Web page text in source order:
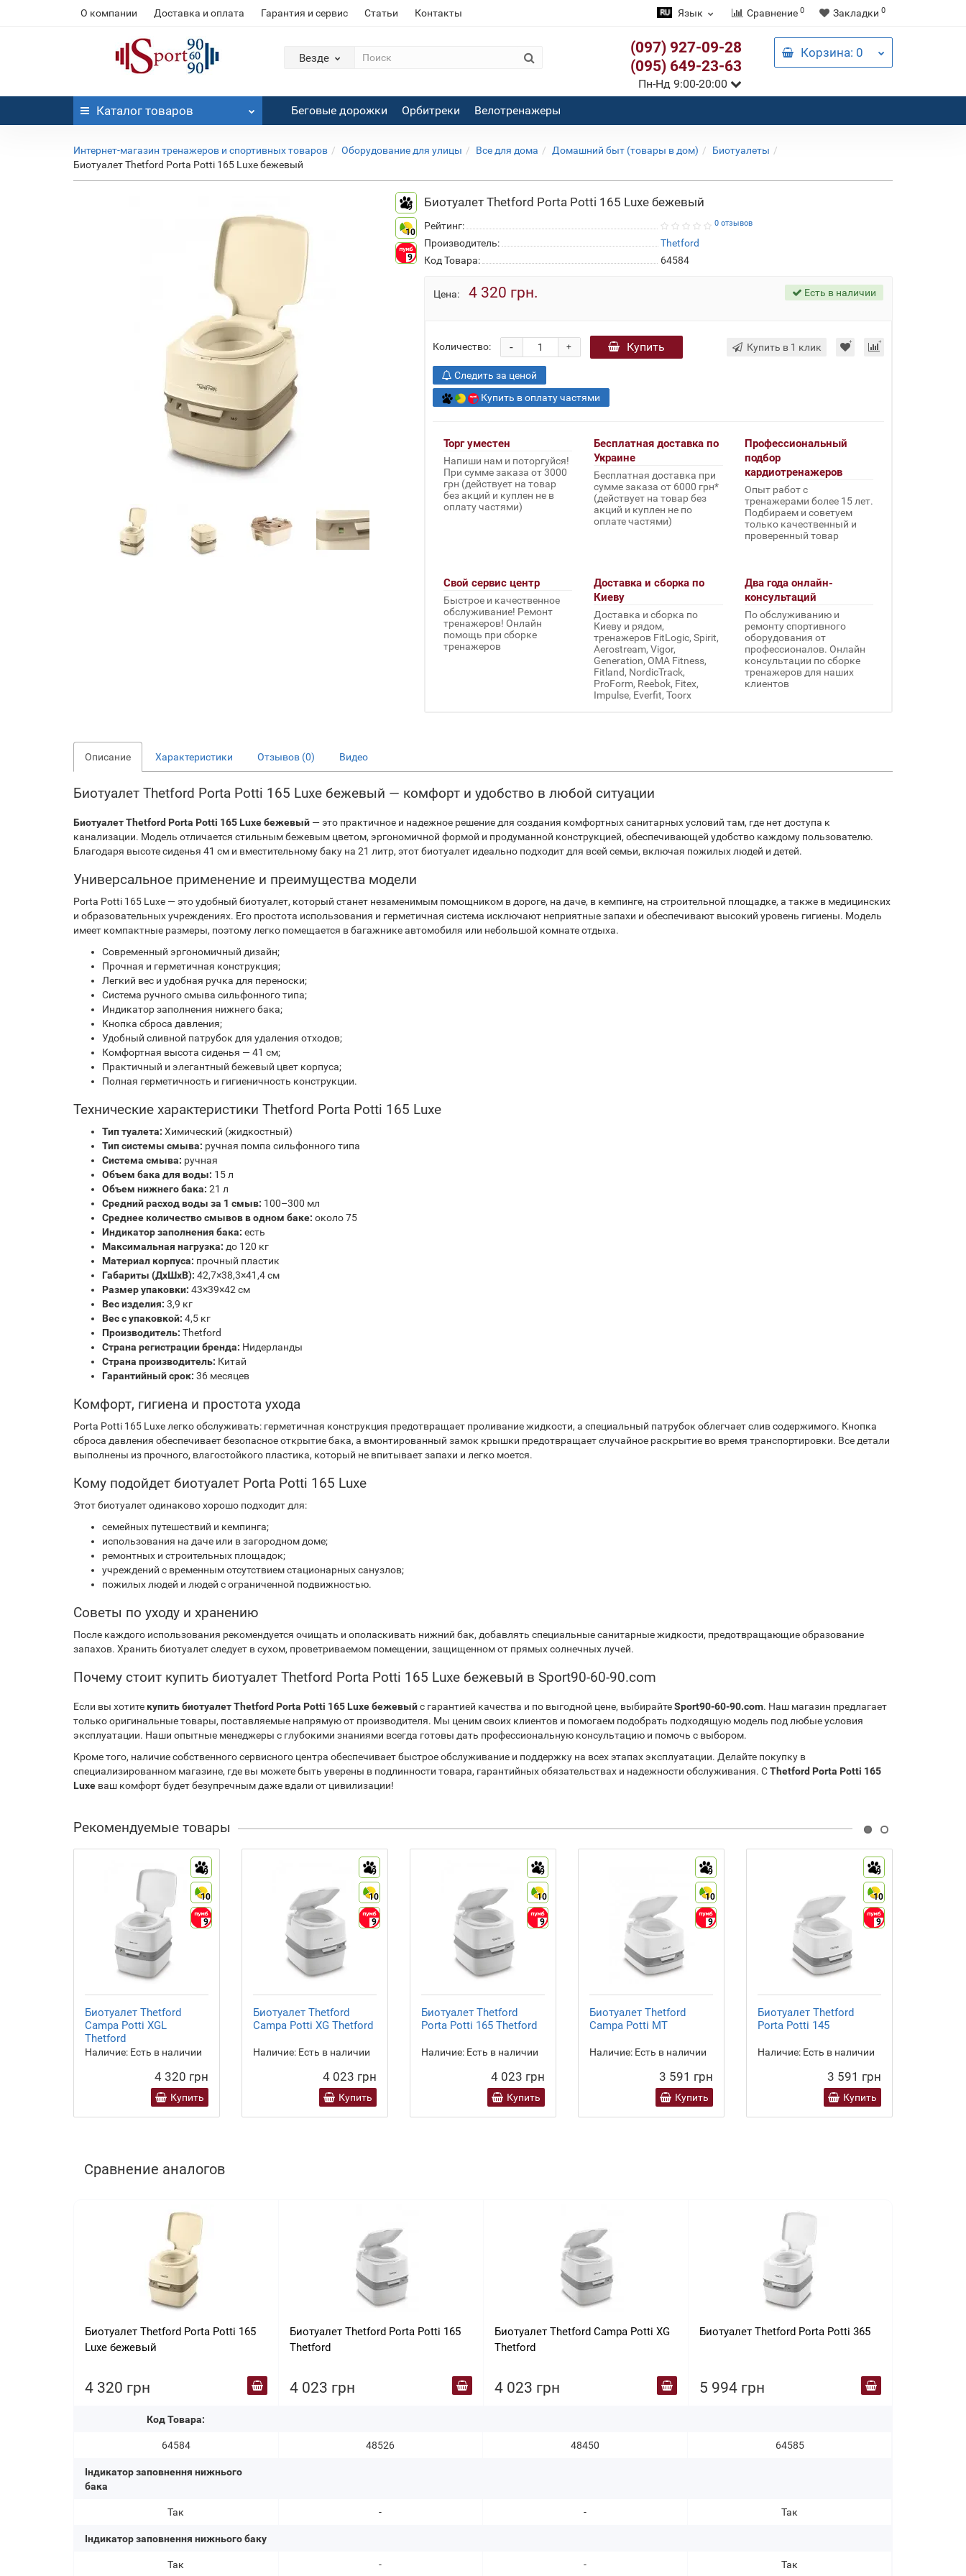
О компании Доставка и оплата Гарантия и сервис Статьи Контакты Язык Сравнение 0 Закладки 0
Везде
(097) 927-09-28
(095) 649-23-63
Пн-Нд 9:00-20:00
Корзина: 0
Каталог товаров Беговые дорожки Орбитреки Велотренажеры
Интернет-магазин тренажеров и спортивных товаров Оборудование для улицы Все для дома Домашний быт (товары в дом)
Биотуалеты
Биотуалет Thetford Porta Potti 165 Luxe бежевый
9
10
9
Биотуалет Thetford Porta Potti 165 Luxe бежевый
Рейтинг: 0 отзывов
Производитель:
Thetford
Код Товара:
64584
Цена: 4 320 грн. Есть в наличии
Количество: +
- Купить
Следить за ценой
Купить в оплату частями
Купить в 1 клик
Торг уместен
Напиши нам и поторгуйся!
При сумме заказа от 3000
грн (действует на товар
без акций и куплен не в
оплату частями)
Бесплатная доставка по
Украине
Бесплатная доставка при
сумме заказа от 6000 грн*
(действует на товар без
акций и куплен не по
оплате частями)
Профессиональный
подбор
кардиотренажеров
Опыт работ с
тренажерами более 15 лет.
Подбираем и советуем
только качественный и
проверенный товар
Свой сервис центр
Быстрое и качественное
обслуживание! Ремонт
тренажеров! Онлайн
помощь при сборке
тренажеров
Доставка и сборка по
Киеву
Доставка и сборка по
Киеву и рядом,
тренажеров FitLogic, Spirit,
Aerostream, Vigor,
Generation, OMA Fitness,
Fitland, NordicTrack,
ProForm, Reebok, Fitex,
Impulse, Everfit, Toorx
Два года онлайн-
консультаций
По обслуживанию и
ремонту спортивного
оборудования от
профессионалов. Онлайн
консультации по сборке
тренажеров для наших
клиентов
Описание Характеристики Отзывов (0) Видео
Биотуалет Thetford Porta Potti 165 Luxe бежевый — комфорт и удобство в любой ситуации
Биотуалет Thetford Porta Potti 165 Luxe бежевый — это практичное и надежное решение для создания комфортных санитарных условий там, где нет доступа к
канализации. Модель отличается стильным бежевым цветом, эргономичной формой и продуманной конструкцией, обеспечивающей удобство каждому пользователю.
Благодаря высоте сиденья 41 см и вместительному баку на 21 литр, этот биотуалет идеально подходит для всей семьи, включая пожилых людей и детей.
Универсальное применение и преимущества модели
Porta Potti 165 Luxe — это удобный биотуалет, который станет незаменимым помощником в дороге, на даче, в кемпинге, на строительной площадке, а также в медицинских
и образовательных учреждениях. Его простота использования и герметичная система исключают неприятные запахи и обеспечивают высокий уровень гигиены. Модель
имеет компактные размеры, поэтому легко помещается в багажнике автомобиля или небольшой комнате отдыха.
Современный эргономичный дизайн;
Прочная и герметичная конструкция;
Легкий вес и удобная ручка для переноски;
Система ручного смыва сильфонного типа;
Индикатор заполнения нижнего бака;
Кнопка сброса давления;
Удобный сливной патрубок для удаления отходов;
Комфортная высота сиденья — 41 см;
Практичный и элегантный бежевый цвет корпуса;
Полная герметичность и гигиеничность конструкции.
Технические характеристики Thetford Porta Potti 165 Luxe
Тип туалета: Химический (жидкостный)
Тип системы смыва: ручная помпа сильфонного типа
Система смыва: ручная
Объем бака для воды: 15 л
Объем нижнего бака: 21 л
Средний расход воды за 1 смыв: 100–300 мл
Среднее количество смывов в одном баке: около 75
Индикатор заполнения бака: есть
Максимальная нагрузка: до 120 кг
Материал корпуса: прочный пластик
Габариты (ДхШхВ): 42,7×38,3×41,4 см
Размер упаковки: 43×39×42 см
Вес изделия: 3,9 кг
Вес с упаковкой: 4,5 кг
Производитель: Thetford
Страна регистрации бренда: Нидерланды
Страна производитель: Китай
Гарантийный срок: 36 месяцев
Комфорт, гигиена и простота ухода
Porta Potti 165 Luxe легко обслуживать: герметичная конструкция предотвращает проливание жидкости, а специальный патрубок облегчает слив содержимого. Кнопка
сброса давления обеспечивает безопасное открытие бака, а вмонтированный замок крышки предотвращает случайное раскрытие во время транспортировки. Все детали
выполнены из прочного, влагостойкого пластика, который не впитывает запахи и легко моется.
Кому подойдет биотуалет Porta Potti 165 Luxe
Этот биотуалет одинаково хорошо подходит для:
семейных путешествий и кемпинга;
использования на даче или в загородном доме;
ремонтных и строительных площадок;
учреждений с временным отсутствием стационарных санузлов;
пожилых людей и людей с ограниченной подвижностью.
Советы по уходу и хранению
После каждого использования рекомендуется очищать и ополаскивать нижний бак, добавлять специальные санитарные жидкости, предотвращающие образование
запахов. Хранить биотуалет следует в сухом, проветриваемом помещении, защищенном от прямых солнечных лучей.
Почему стоит купить биотуалет Thetford Porta Potti 165 Luxe бежевый в Sport90-60-90.com
Если вы хотите купить биотуалет Thetford Porta Potti 165 Luxe бежевыйс гарантией качества и по выгодной цене, выбирайтеSport90-60-90.com. Наш магазин предлагает
только оригинальные товары, поставляемые напрямую от производителя. Мы ценим своих клиентов и помогаем подобрать подходящую модель под любые условия
эксплуатации. Наши опытные менеджеры с глубокими знаниями всегда готовы дать профессиональную консультацию и помочь с выбором.
Кроме того, наличие собственного сервисного центра обеспечивает быстрое обслуживание и поддержку на всех этапах эксплуатации. Делайте покупку в
специализированном магазине, где вы можете быть уверены в подлинности товара, гарантийных обязательствах и надежности обслуживания. СThetford Porta Potti 165
Luxe ваш комфорт будет безупречным даже вдали от цивилизации!
Рекомендуемые товары
9
10
9
Биотуалет Thetford
Campa Potti XGL
Thetford
Наличие: Есть в наличии
4 320 грн
Купить
9
10
9
Биотуалет Thetford
Campa Potti XG Thetford
Наличие: Есть в наличии
4 023 грн
Купить
9
10
9
Биотуалет Thetford
Porta Potti 165 Thetford
Наличие: Есть в наличии
4 023 грн
Купить
9
10
9
Биотуалет Thetford
Campa Potti MT
Наличие: Есть в наличии
3 591 грн
Купить
9
10
9
Биотуалет Thetford
Porta Potti 145
Наличие: Есть в наличии
3 591 грн
Купить
Сравнение аналогов
Биотуалет Thetford Porta Potti 165
Luxe бежевый
4 320 грн
Код Товара:
64584
Індикатор заповнення нижнього
бака
Так
Індикатор заповнення нижнього баку
Так
Биотуалет Thetford Porta Potti 165
Thetford
4 023 грн
48526
-
-
Биотуалет Thetford Campa Potti XG
Thetford
4 023 грн
48450
-
-
Биотуалет Thetford Porta Potti 365
5 994 грн
64585
Так
Так